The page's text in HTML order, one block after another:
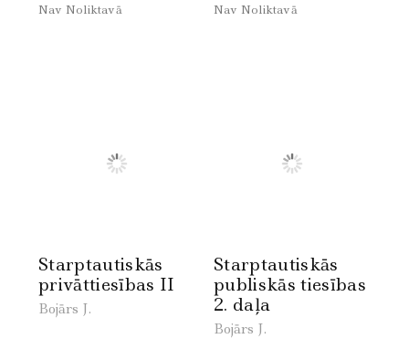
Nav Noliktavā Nav Noliktavā
Starptautiskās
privāttiesības II
Bojārs J.
Starptautiskās
publiskās tiesības
2. daļa
Bojārs J.